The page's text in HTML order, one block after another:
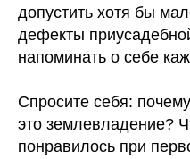
допустить хотя бы
дефекты
напоминать о себе
Спросите себя:
это землевладение?
понравилось при